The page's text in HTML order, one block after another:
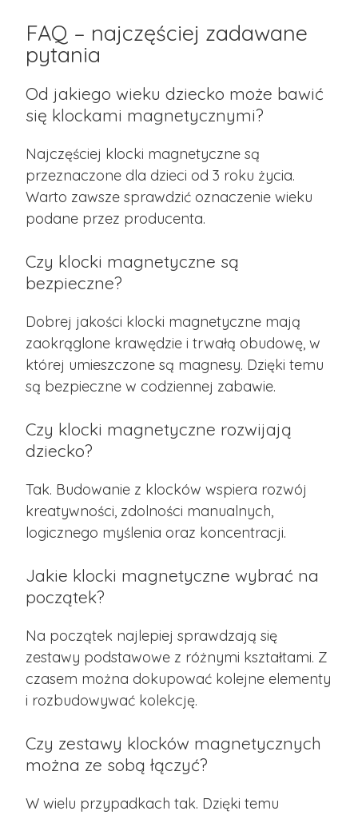
FAQ – najczęściej zadawane
pytania
Od jakiego wieku dziecko może bawić
się klockami magnetycznymi?
Najczęściej klocki magnetyczne są
przeznaczone dla dzieci od 3 roku życia.
Warto zawsze sprawdzić oznaczenie wieku
podane przez producenta.
Czy klocki magnetyczne są
bezpieczne?
Dobrej jakości klocki magnetyczne mają
zaokrąglone krawędzie i trwałą obudowę, w
której umieszczone są magnesy. Dzięki temu
są bezpieczne w codziennej zabawie.
Czy klocki magnetyczne rozwijają
dziecko?
Tak. Budowanie z klocków wspiera rozwój
kreatywności, zdolności manualnych,
logicznego myślenia oraz koncentracji.
Jakie klocki magnetyczne wybrać na
początek?
Na początek najlepiej sprawdzają się
zestawy podstawowe z różnymi kształtami. Z
czasem można dokupować kolejne elementy
i rozbudowywać kolekcję.
Czy zestawy klocków magnetycznych
można ze sobą łączyć?
W wielu przypadkach tak. Dzięki temu